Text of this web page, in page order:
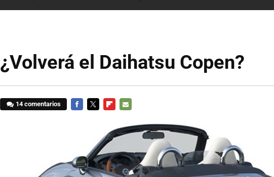
¿Volverá el Daihatsu Copen?
14 comentarios
MAIL